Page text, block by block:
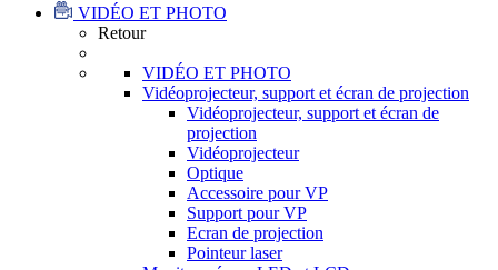
VIDÉO ET PHOTO
Retour
VIDÉO ET PHOTO
Vidéoprojecteur, support et écran de projection
Vidéoprojecteur, support et écran de
projection
Vidéoprojecteur
Optique
Accessoire pour VP
Support pour VP
Ecran de projection
Pointeur laser